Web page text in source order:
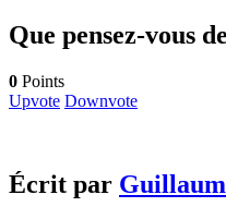
Que pensez-vous
0 Points
Upvote Downvote
Écrit par